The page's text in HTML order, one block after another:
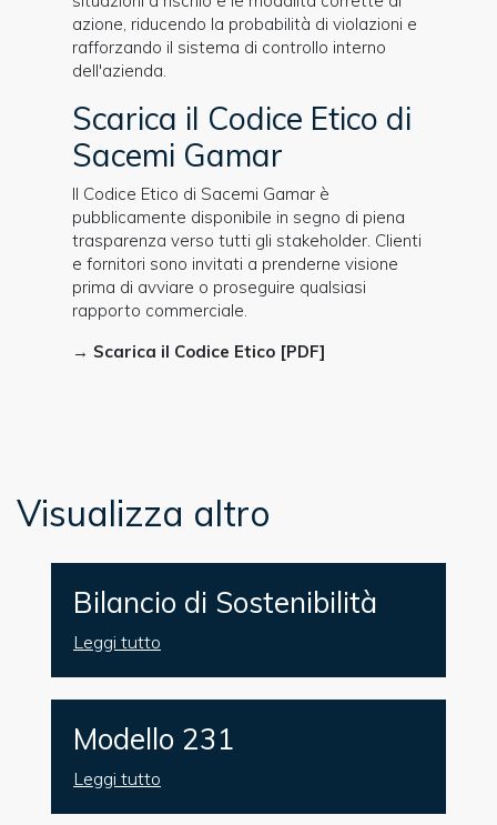
azione, riducendo la probabilità di violazioni e
rafforzando il sistema di controllo interno
dell'azienda.
Scarica il Codice Etico di
Sacemi Gamar
Il Codice Etico di Sacemi Gamar è
pubblicamente disponibile in segno di piena
trasparenza verso tutti gli stakeholder. Clienti
e fornitori sono invitati a prenderne visione
prima di avviare o proseguire qualsiasi
rapporto commerciale.
→ Scarica il Codice Etico [PDF]
Visualizza altro
Bilancio di Sostenibilità
Leggi tutto
Modello 231
Leggi tutto